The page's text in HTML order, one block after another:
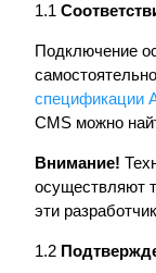
1.1
Подключение
спецификации
CMS можно
Внимание!
осуществляют
эти
1.2